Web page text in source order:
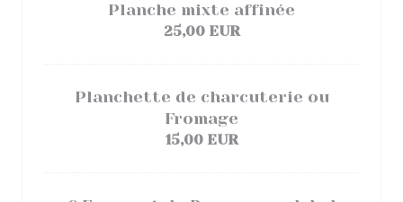
Planche mixte affinée
25,00 EUR
Planchette de charcuterie ou
Fromage
15,00 EUR